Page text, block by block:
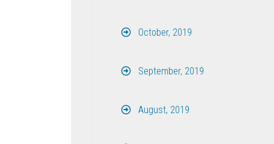
October, 2019
September, 2019
August, 2019